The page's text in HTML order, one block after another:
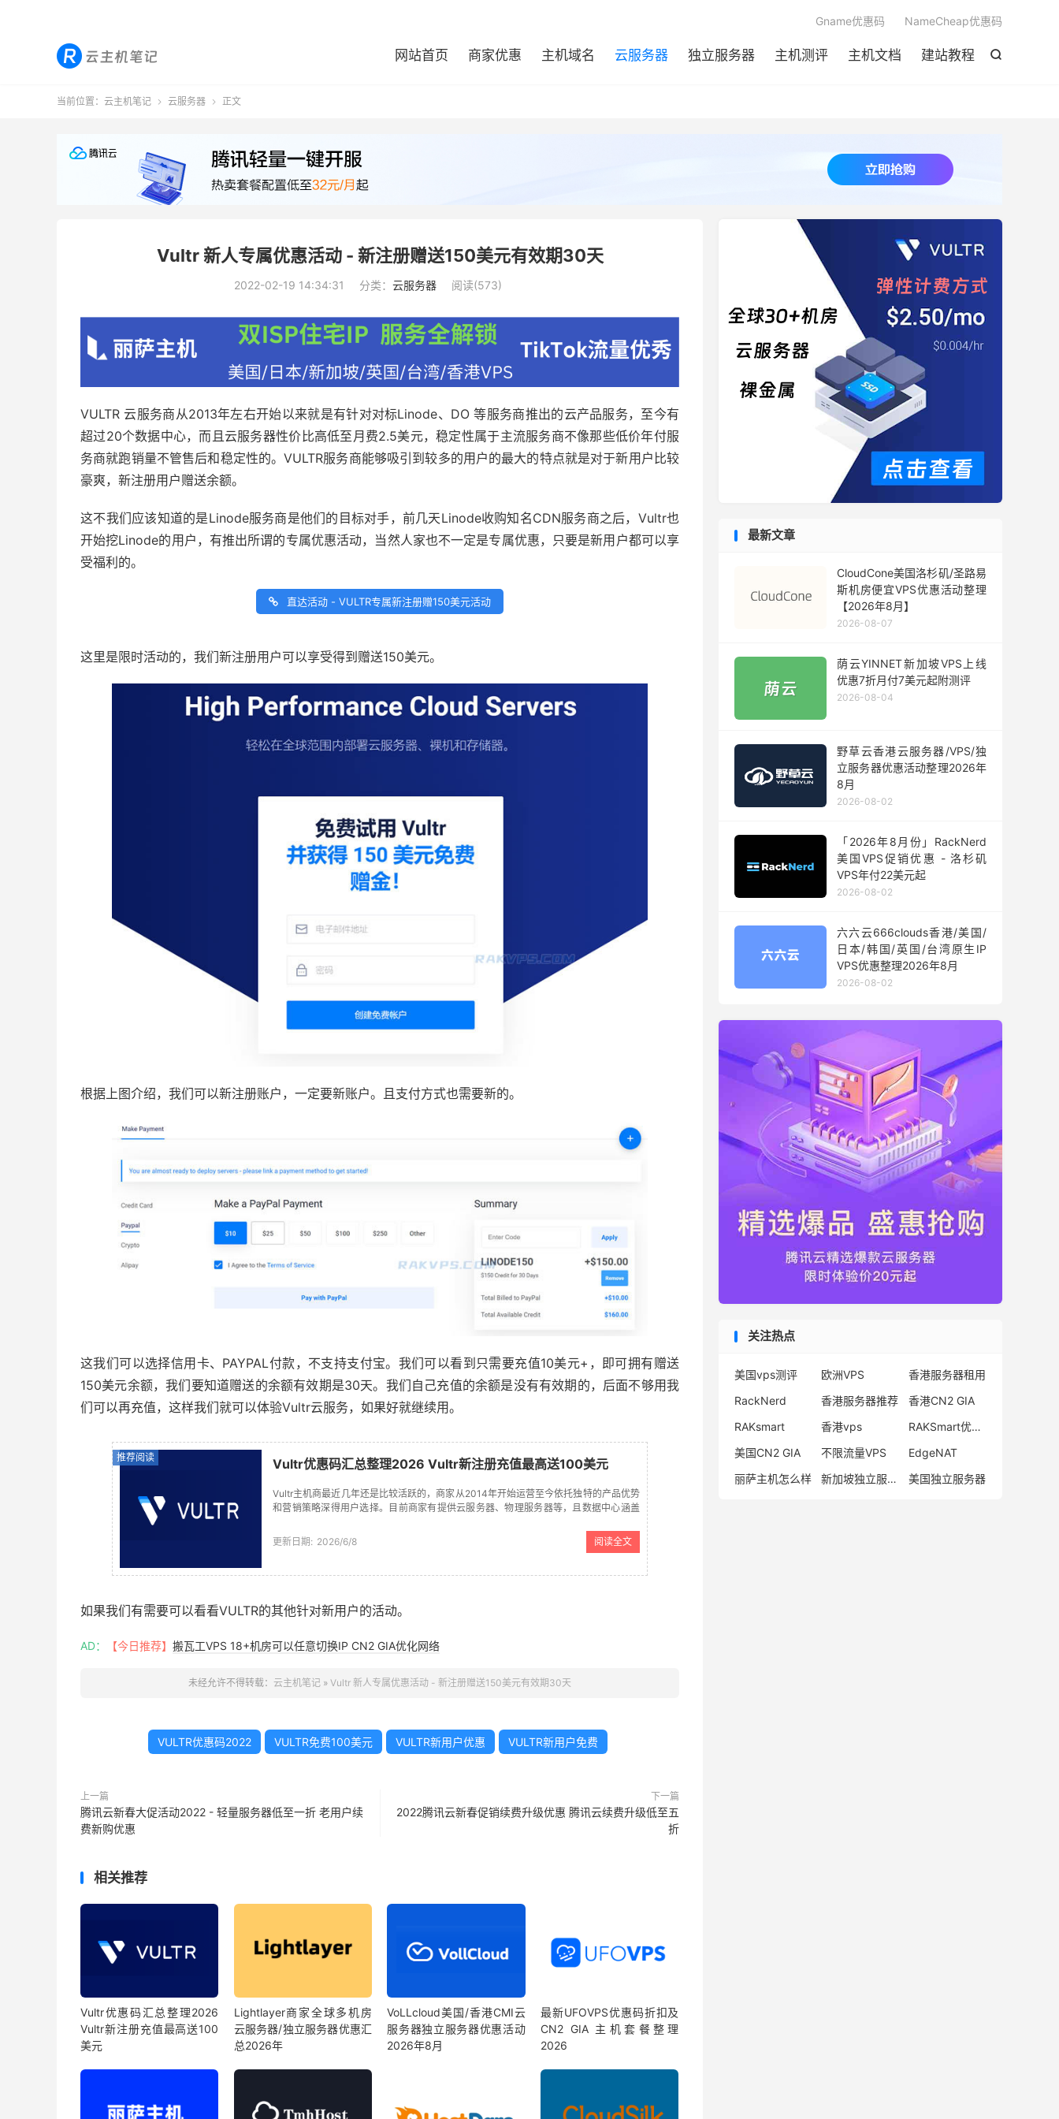

网站首页 商家优惠 主机域名 云服务器 独立服务器 主机测评 主机文档 建站教程
Gname优惠码 NameCheap优惠码
当前位置： 云主机笔记  云服务器  正文
Vultr 新人专属优惠活动 - 新注册赠送150美元有效期30天
2022-02-19 14:34:31 分类： 云服务器 阅读(573)
VULTR 云服务商从2013年左右开始以来就是有针对对标Linode、DO 等服务商推出的云产品服务，至今有
超过20个数据中心，而且云服务器性价比高低至月费2.5美元，稳定性属于主流服务商不像那些低价年付服
务商就跑销量不管售后和稳定性的。VULTR服务商能够吸引到较多的用户的最大的特点就是对于新用户比较
豪爽，新注册用户赠送余额。
这不我们应该知道的是Linode服务商是他们的目标对手，前几天Linode收购知名CDN服务商之后，Vultr也
开始挖Linode的用户，有推出所谓的专属优惠活动，当然人家也不一定是专属优惠，只要是新用户都可以享
受福利的。
直达活动 - VULTR专属新注册赠150美元活动
这里是限时活动的，我们新注册用户可以享受得到赠送150美元。
根据上图介绍，我们可以新注册账户，一定要新账户。且支付方式也需要新的。
这我们可以选择信用卡、PAYPAL付款，不支持支付宝。我们可以看到只需要充值10美元+，即可拥有赠送
150美元余额，我们要知道赠送的余额有效期是30天。我们自己充值的余额是没有有效期的，后面不够用我
们可以再充值，这样我们就可以体验Vultr云服务，如果好就继续用。
推荐阅读 Vultr优惠码汇总整理2026 Vultr新注册充值最高送100美元
Vultr主机商最近几年还是比较活跃的，商家从2014年开始运营至今依托独特的产品优势
和营销策略深得用户选择。目前商家有提供云服务器、物理服务器等，且数据中心涵盖
更新日期: 2026/6/8 阅读全文
如果我们有需要可以看看VULTR的其他针对新用户的活动。
AD： 【今日推荐】 搬瓦工VPS 18+机房可以任意切换IP CN2 GIA优化网络
未经允许不得转载： 云主机笔记 » Vultr 新人专属优惠活动 - 新注册赠送150美元有效期30天
VULTR优惠码2022 VULTR免费100美元 VULTR新用户优惠 VULTR新用户免费
上一篇
腾讯云新春大促活动2022 - 轻量服务器低至一折 老用户续
费新购优惠
下一篇
2022腾讯云新春促销续费升级优惠 腾讯云续费升级低至五
折
相关推荐
Vultr优惠码汇总整理2026
Vultr新注册充值最高送100
美元
Lightlayer商家全球多机房
云服务器/独立服务器优惠汇
总2026年
VoLLcloud美国/香港CMI云
服务器独立服务器优惠活动
2026年8月
最新UFOVPS优惠码折扣及
CN2 GIA 主机套餐整理
2026
最新文章
CloudCone美国洛杉矶/圣路易
斯机房便宜VPS优惠活动整理
【2026年8月】
2026-08-07
荫云YINNET新加坡VPS上线
优惠7折月付7美元起附测评
2026-08-04
野草云香港云服务器/VPS/独
立服务器优惠活动整理2026年
8月
2026-08-02
「2026年8月份」RackNerd
美国VPS促销优惠 - 洛杉矶
VPS年付22美元起
2026-08-02
六六云666clouds香港/美国/
日本/韩国/英国/台湾原生IP
VPS优惠整理2026年8月
2026-08-02
关注热点
美国vps测评 欧洲VPS
香港服务器租用
RackNerd
香港服务器推荐
香港CN2 GIA
RAKsmart
香港vps
RAKSmart优惠码
美国CN2 GIA
不限流量VPS
EdgeNAT
丽萨主机怎么样
新加坡独立服务器 美国独立服务器